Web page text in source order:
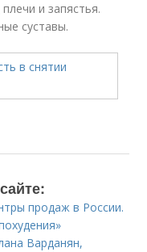
и запястья.
суставы.
продаж в России.
Варданян,